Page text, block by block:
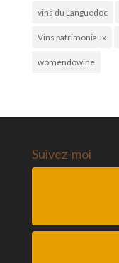
vins du Languedoc
Vins patrimoniaux
womendowine
Suivez-moi